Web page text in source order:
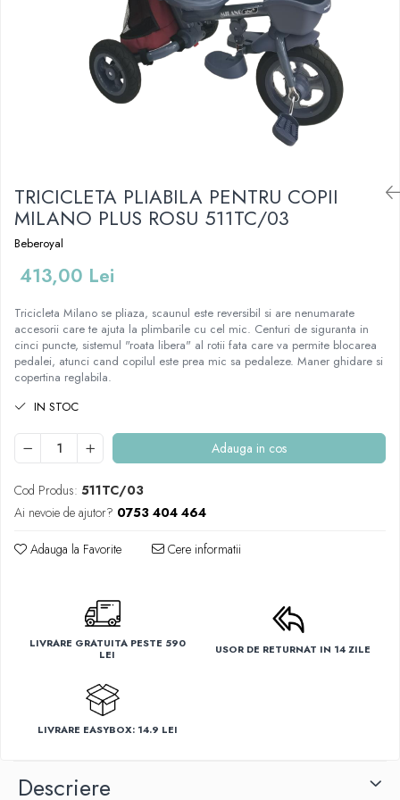
Olite tip scaunel simple
Reductoare antiderapante
Reductoare moi
Seturi cadite 86 cm
Suporti anatomici plastic
Suporti anatomici textili
Suporti metalici cadite
Mese de infasat pliabile
Mese de infasat Ultra Light 50x70
Patuturi pliabile
Sisteme de siguranta copii
Tampoane postnatale
Tampoane si protectii silicon
TRICICLETA PLIABILA PENTRU COPII
MILANO PLUS ROSU 511TC/03
Beberoyal
413,00 Lei
Tricicleta Milano se pliaza, scaunul este reversibil si are nenumarate
accesorii care te ajuta la plimbarile cu cel mic. Centuri de siguranta in
cinci puncte, sistemul "roata libera" al rotii fata care va permite blocarea
pedalei, atunci cand copilul este prea mic sa pedaleze. Maner ghidare si
copertina reglabila.
IN STOC
Adauga in cos
Cod Produs: 511TC/03
Ai nevoie de ajutor? 0753 404 464
Adauga la Favorite Cere informatii
LIVRARE GRATUITA PESTE 590
LEI
USOR DE RETURNAT IN 14 ZILE
LIVRARE EASYBOX: 14.9 LEI
Descriere